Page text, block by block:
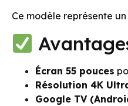
Ce modèle représente
Écran 55 pouces
Résolution 4K
Google TV